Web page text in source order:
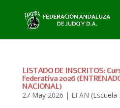
LISTADO DE INSCRITOS:
Federativa 2026
NACIONAL)
27 May 2026 | EFAN